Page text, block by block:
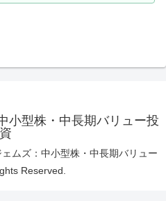
小型株・中長期バリュー投
資
ムズ：中小型株・中長期バリュー
Reserved.